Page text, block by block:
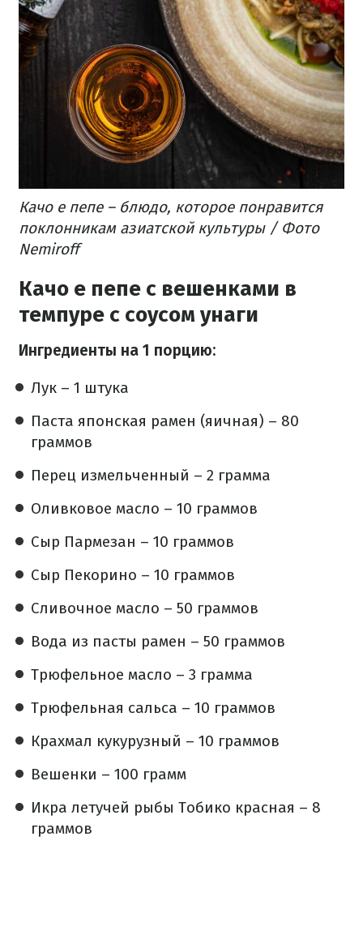
Качо е пепе – блюдо, которое понравится
поклонникам азиатской культуры / Фото
Nemiroff
Качо е пепе с вешенками в
темпуре с соусом унаги
Ингредиенты на 1 порцию:
Лук – 1 штука
Паста японская рамен (яичная) – 80
граммов
Перец измельченный – 2 грамма
Оливковое масло – 10 граммов
Сыр Пармезан – 10 граммов
Сыр Пекорино – 10 граммов
Сливочное масло – 50 граммов
Вода из пасты рамен – 50 граммов
Трюфельное масло – 3 грамма
Трюфельная сальса – 10 граммов
Крахмал кукурузный – 10 граммов
Вешенки – 100 грамм
Икра летучей рыбы Тобико красная – 8
граммов